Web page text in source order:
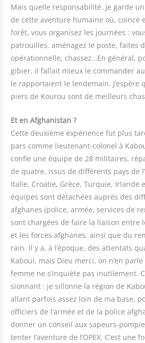
Mais quelle res­pon­sa­bi­li­té. Je garde
de cette aven­ture humaine où, coin­cé
forêt, vous orga­ni­sez les jour­nées :
patrouilles, amé­na­gez le poste, faites
opé­ra­tion­nelle, chassez…En géné­ral,
gibier, il fal­lait mieux le com­man­der
le rap­por­taient le len­de­main.
piers de Kou­rou sont de meilleurs
Et en Afgha­nis­tan ?
Cette deuxième expé­rience fut plus
pars comme lieu­te­nant-colo­nel à
confie une équipe de 28 mili­taires,
de quatre, issus de dif­fé­rents pays de
Ita­lie, Croa­tie, Grèce, Tur­quie, Irlande
équipes sont déta­chées auprès des
afghanes (police, armée, ser­vices de
sont char­gées de faire la liai­son entre
et les forces afghanes, ain­si que du
rain. Il y a, à l’époque, des atten­tats
Kaboul, mais Dieu mer­ci, on n’en
femme ne s’inquiète pas inuti­le­ment.
sion­nant : je sillonne la région de
allant par­fois assez loin de ma base,
offi­ciers de l’armée et de la police
don­ner un conseil aux sapeurs-
ten­ter l’aventure de l’OPEX. C’est une